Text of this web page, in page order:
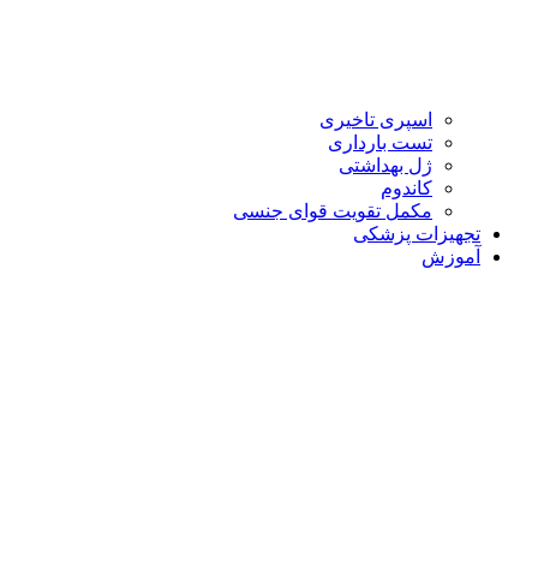
اسپری تاخیری
تست بارداری
ژل بهداشتی
کاندوم
مکمل تقویت قوای جنسی
تجهیزات پزشکی
آموزش